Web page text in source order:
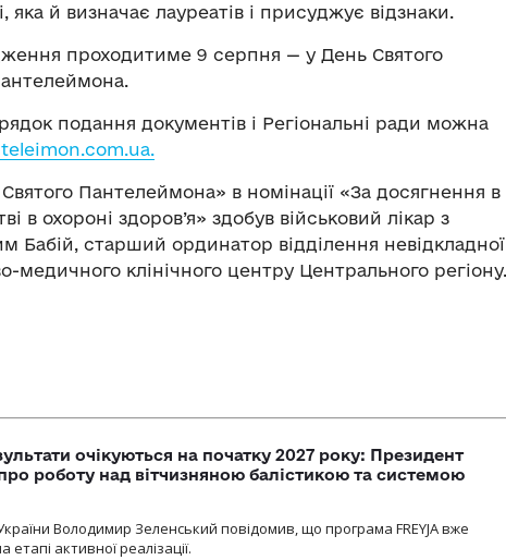
й визначає лауреатів і присуджує відзнаки.
проходитиме 9 серпня — у День Святого
подання документів і Регіональні ради можна
Пантелеймона» в номінації «За досягнення в
в охороні здоров’я» здобув військовий лікар з
Бабій, старший ординатор відділення невідкладної
медичного клінічного центру Центрального регіону.
очікуються на початку 2027 року: Президент
роботу над вітчизняною балістикою та системою
Володимир Зеленський повідомив, що програма FREYJA вже
етапі активної реалізації.